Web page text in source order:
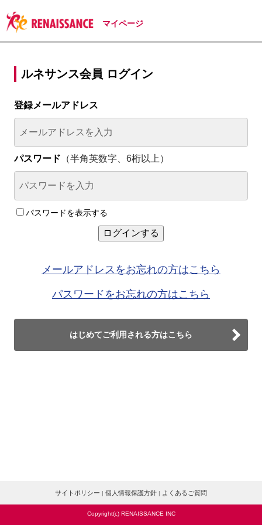
マイページ
ルネサンス会員 ログイン
登録メールアドレス
パスワード （半角英数字、6桁以上）
パスワードを表示する
メールアドレスをお忘れの方はこちら
パスワードをお忘れの方はこちら
はじめてご利用される方はこちら
サイトポリシー | 個人情報保護方針 | よくあるご質問
Copyright(c) RENAISSANCE INC